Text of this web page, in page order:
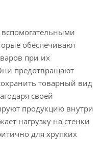
обеспечивают
при их
предотвращают
товарный вид
своей
продукцию внутри
нагрузку на стенки
для хрупких